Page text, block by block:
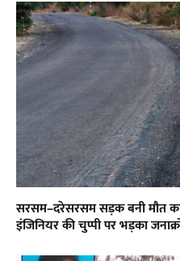
सरसम–दरेसरसम सड़क बनी मौत
इंजिनियर की चुप्पी पर भड़का